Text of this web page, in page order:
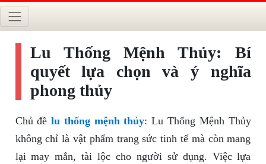
Lu Thống Mệnh Thủy: Bí
quyết lựa chọn và ý nghĩa
phong thủy
Chủ đềlu thống mệnh thủy: Lu Thống Mệnh Thủy
không chỉ là vật phẩm trang sức tinh tế mà còn mang
lại may mắn, tài lộc cho người sử dụng. Việc lựa